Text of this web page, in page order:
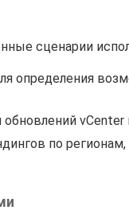
сценарии
определения
по